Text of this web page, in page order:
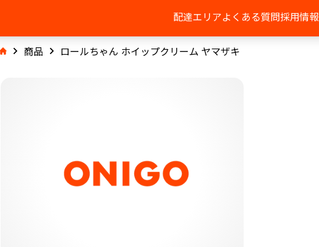
配達エリアよくある質問採用情報
商品 ロールちゃん ホイップクリーム ヤマザキ